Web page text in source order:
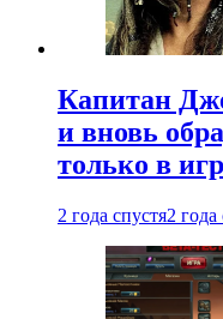
Капитан
и вновь
только в
2 года спустя2 года